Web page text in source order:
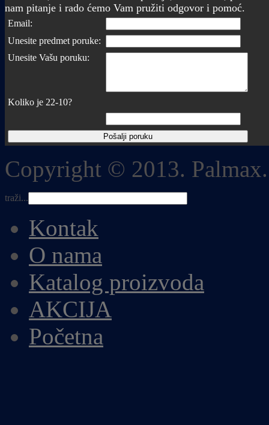
nam pitanje i rado ćemo Vam pružiti odgovor i pomoć.
Email:
Unesite predmet poruke:
Unesite Vašu poruku:
Koliko je 22-10?
Copyright © 2013.
traži...
Kontak
O nama
Katalog proizvoda
AKCIJA
Početna